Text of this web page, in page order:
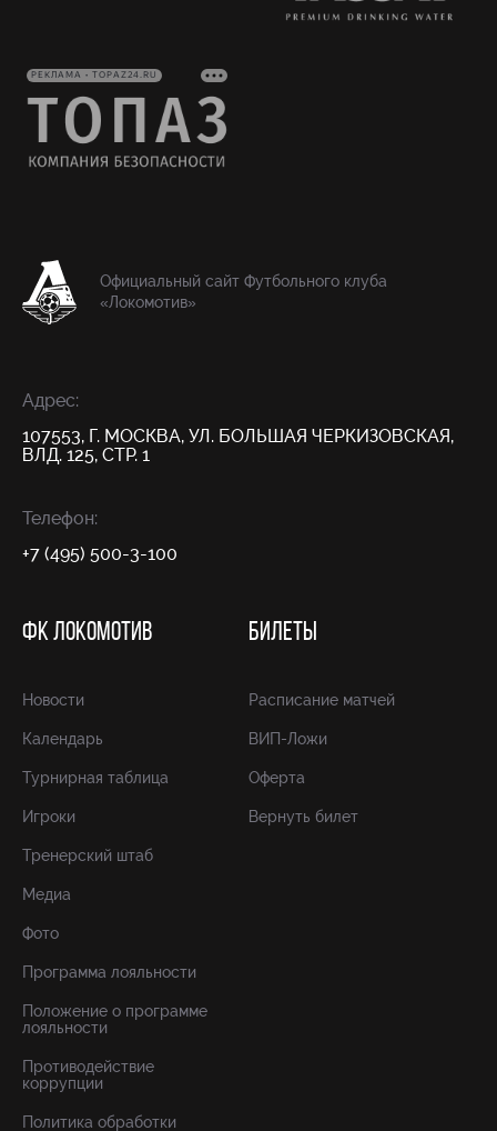
РЕКЛАМА • TOPAZ24.RU
Официальный сайт Футбольного клуба
«Локомотив»
Адрес:
107553, Г. МОСКВА, УЛ. БОЛЬШАЯ ЧЕРКИЗОВСКАЯ,
ВЛД. 125, СТР. 1
Телефон:
+7 (495) 500-3-100
ФК ЛОКОМОТИВ
Новости
Календарь
Турнирная таблица
Игроки
Тренерский штаб
Медиа
Фото
Программа лояльности
Положение о программе
лояльности
Противодействие
коррупции
Политика обработки
БИЛЕТЫ
Расписание матчей
ВИП-Ложи
Оферта
Вернуть билет